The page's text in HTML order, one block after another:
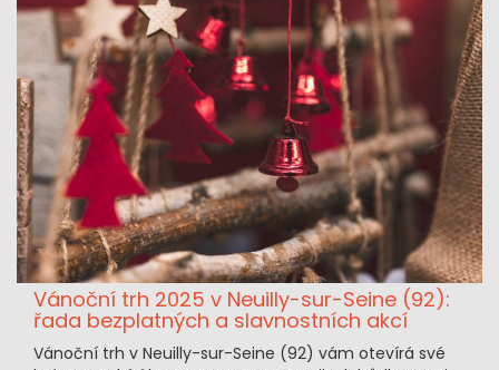
Vánoční trh 2025 v Neuilly-sur-Seine (92):
řada bezplatných a slavnostních akcí
Vánoční trh v Neuilly-sur-Seine (92) vám otevírá své